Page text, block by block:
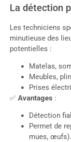
La détection
Les techniciens
minutieuse des
potentielles :
Matelas,
Meubles,
Prises
✅ Avantages :
Détection
Permet de
mues, œufs).